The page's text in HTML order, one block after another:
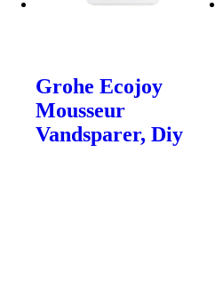
Grohe Ecojoy
Mousseur
Vandsparer, Diy